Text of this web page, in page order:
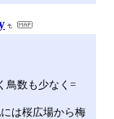
鳥数も少なく=
は桜広場から梅